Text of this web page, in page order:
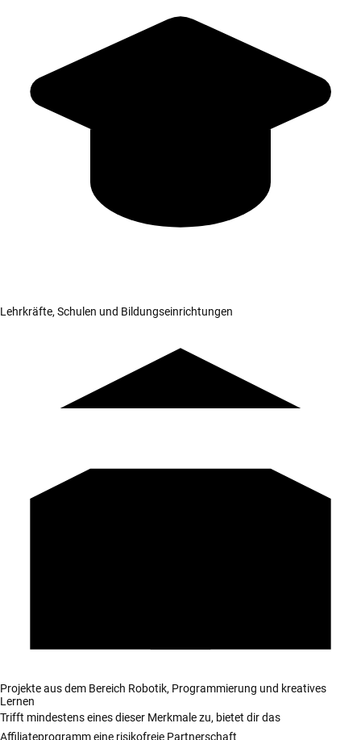
Lehrkräfte, Schulen und Bildungseinrichtungen
Projekte aus dem Bereich Robotik, Programmierung und kreatives
Lernen
Trifft mindestens eines dieser Merkmale zu, bietet dir das
Affiliateprogramm eine risikofreie Partnerschaft